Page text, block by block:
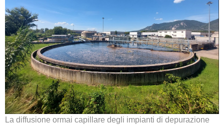
La diffusione ormai capillare degli impianti di depurazione